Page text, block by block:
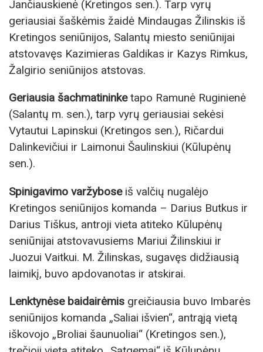
Jančiauskienė (Kretingos sen.). Tarp vyrų
geriausiai šaškėmis žaidė Mindaugas Žilinskis iš
Kretingos seniūnijos, Salantų miesto seniūnijai
atstovavęs Kazimieras Galdikas ir Kazys Rimkus,
Žalgirio seniūnijos atstovas.
Geriausia šachmatininketapo Ramunė Ruginienė
(Salantų m. sen.), tarp vyrų geriausiai sekėsi
Vytautui Lapinskui (Kretingos sen.), Ričardui
Dalinkevičiui ir Laimonui Šaulinskiui (Kūlupėnų
sen.).
Spinigavimo varžyboseiš valčių nugalėjo
Kretingos seniūnijos komanda – Darius Butkus ir
Darius Tiškus, antroji vieta atiteko Kūlupėnų
seniūnijai atstovavusiems Mariui Žilinskiui ir
Juozui Vaitkui. M. Žilinskas, sugavęs didžiausią
laimikį, buvo apdovanotas ir atskirai.
Lenktynėse baidairėmis greičiausia buvo Imbarės
seniūnijos komanda „Saliai išvien“, antrąją vietą
iškovojo „Broliai šaunuoliai“ (Kretingos sen.),